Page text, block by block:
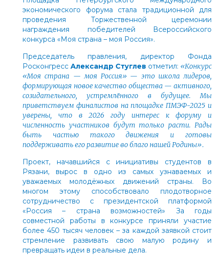
экономического форума стала традиционной для
проведения Торжественной церемонии
награждения победителей Всероссийского
конкурса «Моя страна – моя Россия».
Председатель правления, директор Фонда
Росконгресс Александр Стуглев отметил: «Конкурс
«Моя страна — моя Россия» — это школа лидеров,
формирующая новое качество общества — активного,
созидательного, устремлённого в будущее. Мы
приветствуем финалистов на площадке ПМЭФ-2025 и
уверены, что в 2026 году интерес к форуму и
численность участников будут только расти. Рады
быть частью такого движения и готовы
поддерживать его развитие во благо нашей Родины».
Проект, начавшийся с инициативы студентов в
Рязани, вырос в одно из самых узнаваемых и
уважаемых молодёжных движений страны. Во
многом этому способствовало плодотворное
сотрудничество с президентской платформой
«Россия – страна возможностей» За годы
совместной работы в конкурсе приняли участие
более 450 тысяч человек – за каждой заявкой стоит
стремление развивать свою малую родину и
превращать идеи в реальные дела.